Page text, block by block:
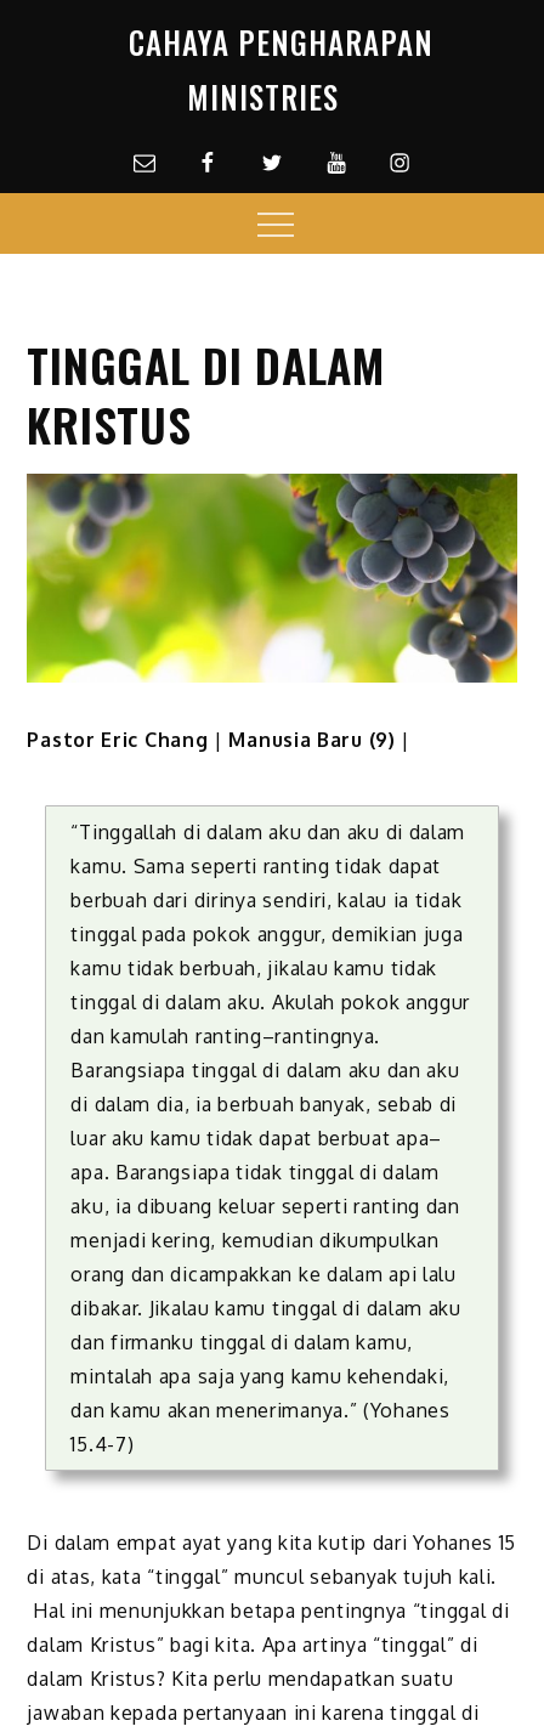
CAHAYA PENGHARAPAN
MINISTRIES
Email facebookTwitterYoutubeInstagram
Menu
TINGGAL DI DALAM
KRISTUS
Pastor Eric Chang | Manusia Baru (9) |
“Tinggallah di dalam aku dan aku di dalam
kamu. Sama seperti ranting tidak dapat
berbuah dari dirinya sendiri, kalau ia tidak
tinggal pada pokok anggur, demikian juga
kamu tidak berbuah, jikalau kamu tidak
tinggal di dalam aku. Akulah pokok anggur
dan kamulah ranting–rantingnya.
Barangsiapa tinggal di dalam aku dan aku
di dalam dia, ia berbuah banyak, sebab di
luar aku kamu tidak dapat berbuat apa–
apa. Barangsiapa tidak tinggal di dalam
aku, ia dibuang keluar seperti ranting dan
menjadi kering, kemudian dikumpulkan
orang dan dicampakkan ke dalam api lalu
dibakar. Jikalau kamu tinggal di dalam aku
dan firmanku tinggal di dalam kamu,
mintalah apa saja yang kamu kehendaki,
dan kamu akan menerimanya.” (Yohanes
15.4-7)
Di dalam empat ayat yang kita kutip dari Yohanes 15
di atas, kata “tinggal” muncul sebanyak tujuh kali.
Hal ini menunjukkan betapa pentingnya “tinggal di
dalam Kristus” bagi kita. Apa artinya “tinggal” di
dalam Kristus? Kita perlu mendapatkan suatu
jawaban kepada pertanyaan ini karena tinggal di